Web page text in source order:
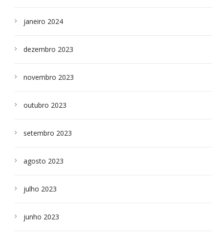
janeiro 2024
dezembro 2023
novembro 2023
outubro 2023
setembro 2023
agosto 2023
julho 2023
junho 2023